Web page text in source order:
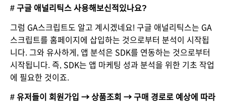
# 구글 애널리틱스 사용해보신적있나요?
그럼 GA스크립트도 알고 계시겠네요! 구글 애널리틱스는 GA
스크립트를 홈페이지에 삽입하는 것으로부터 분석이 시작됩
니다. 그와 유사하게, 앱 분석은 SDK를 연동하는 것으로부터
시작됩니다. 즉, SDK는 앱 마케팅 성과 분석을 위한 기초 작업
에 필요한 것이죠.
# 유저들이 회원가입 → 상품조회 → 구매 경로로 예상에 따라